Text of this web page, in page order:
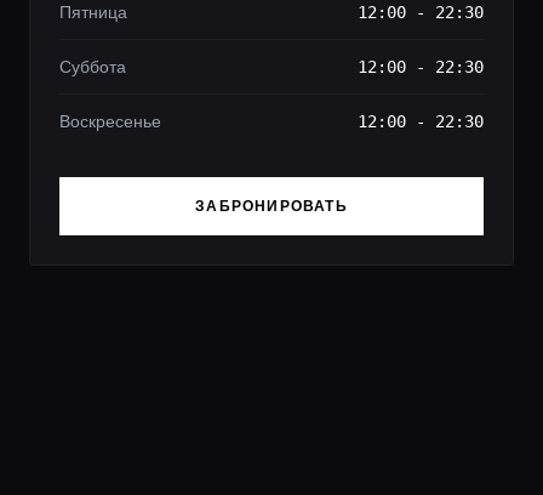
Пятница 12:00 - 22:30
Суббота 12:00 - 22:30
Воскресенье 12:00 - 22:30
ЗАБРОНИРОВАТЬ